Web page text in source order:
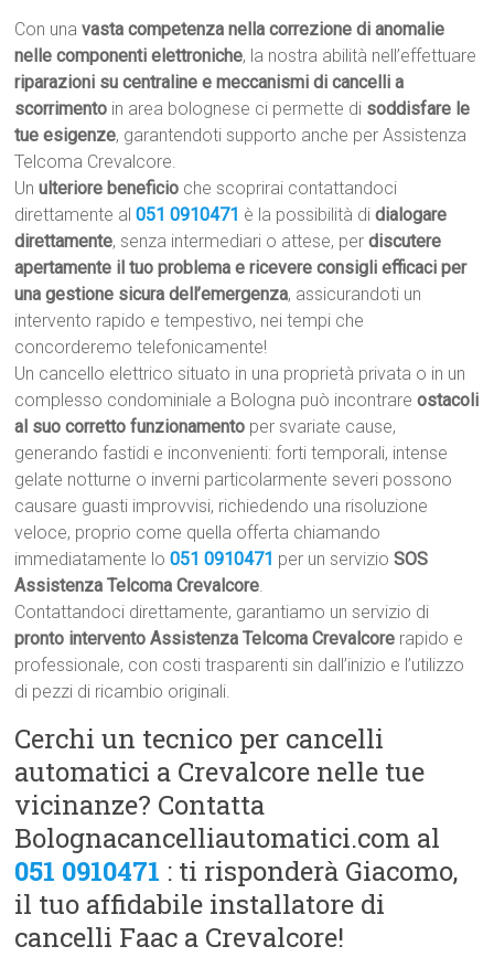
Con unavasta competenza nella correzione di anomalie
nelle componenti elettroniche, la nostra abilità nell’effettuare
riparazioni su centraline e meccanismi di cancelli a
scorrimento in area bolognese ci permette di soddisfare le
tue esigenze, garantendoti supporto anche per Assistenza
Telcoma Crevalcore.
Unulteriore beneficio che scoprirai contattandoci
direttamente al051 0910471 è la possibilità didialogare
direttamente, senza intermediari o attese, perdiscutere
apertamente il tuo problema e ricevere consigli efficaci per
una gestione sicura dell’emergenza, assicurandoti un
intervento rapido e tempestivo, nei tempi che
concorderemo telefonicamente!
Un cancello elettrico situato in una proprietà privata o in un
complesso condominiale a Bologna può incontrare ostacoli
al suo corretto funzionamento per svariate cause,
generando fastidi e inconvenienti: forti temporali, intense
gelate notturne o inverni particolarmente severi possono
causare guasti improvvisi, richiedendo una risoluzione
veloce, proprio come quella offerta chiamando
immediatamente lo051 0910471 per un servizioSOS
Assistenza Telcoma Crevalcore.
Contattandoci direttamente, garantiamo un servizio di
pronto intervento Assistenza Telcoma Crevalcore rapido e
professionale, con costi trasparenti sin dall’inizio e l’utilizzo
di pezzi di ricambio originali.
Cerchi un tecnico per cancelli
automatici a Crevalcore nelle tue
vicinanze? Contatta
Bolognacancelliautomatici.com al
051 0910471 : ti risponderà Giacomo,
il tuo affidabile installatore di
cancelli Faac a Crevalcore!